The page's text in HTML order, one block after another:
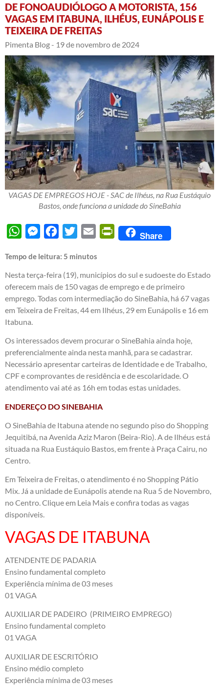
DE FONOAUDIÓLOGO A MOTORISTA, 156
VAGAS EM ITABUNA, ILHÉUS, EUNÁPOLIS E
TEIXEIRA DE FREITAS
Pimenta Blog - 19 de novembro de 2024
VAGAS DE EMPREGOS HOJE - SAC de Ilhéus, na Rua Eustáquio
Bastos, onde funciona a unidade do SineBahia
WhatsAppMessengerFacebook
Twitter Email PrintFriendly
Share
Tempo de leitura: 5 minutos
Nesta terça-feira (19), municípios do sul e sudoeste do Estado
oferecem mais de 150 vagas de emprego e de primeiro
emprego. Todas com intermediação do SineBahia, há 67 vagas
em Teixeira de Freitas, 44 em Ilhéus, 29 em Eunápolis e 16 em
Itabuna.
Os interessados devem procurar o SineBahia ainda hoje,
preferencialmente ainda nesta manhã, para se cadastrar.
Necessário apresentar carteiras de Identidade e de Trabalho,
CPF e comprovantes de residência e de escolaridade. O
atendimento vai até as 16h em todas estas unidades.
ENDEREÇO DO SINEBAHIA
O SineBahia de Itabuna atende no segundo piso do Shopping
Jequitibá, na Avenida Aziz Maron (Beira-Rio). A de Ilhéus está
situada na Rua Eustáquio Bastos, em frente à Praça Cairu, no
Centro.
Em Teixeira de Freitas, o atendimento é no Shopping Pátio
Mix. Já a unidade de Eunápolis atende na Rua 5 de Novembro,
no Centro. Clique em Leia Mais e confira todas as vagas
disponíveis.
VAGAS DE ITABUNA
ATENDENTE DE PADARIA
Ensino fundamental completo
Experiência mínima de 03 meses
01 VAGA
AUXILIAR DE PADEIRO (PRIMEIRO EMPREGO)
Ensino fundamental completo
01 VAGA
AUXILIAR DE ESCRITÓRIO
Ensino médio completo
Experiência mínima de 03 meses